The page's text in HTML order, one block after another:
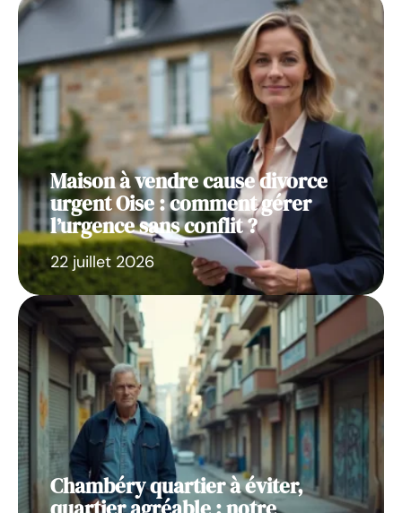
Maison à vendre cause divorce
urgent Oise : comment gérer
l’urgence sans conflit ?
22 juillet 2026
Chambéry quartier à éviter,